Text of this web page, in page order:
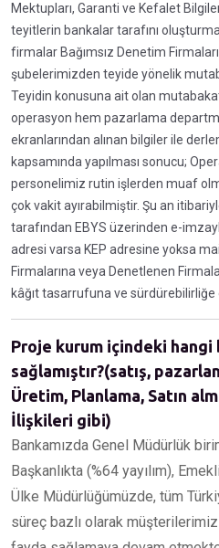
Mektupları, Garanti ve Kefalet
teyitlerin bankalar tarafını
firmalar Bağımsız Denetim
şubelerimizden teyide yönelik
Teyidin konusuna ait olan
operasyon hem pazarlama
ekranlarından alınan bilgiler ile
kapsamında yapılması sonucu;
personelimiz rutin işlerden muaf
çok vakit ayırabilmiştir. Şu an
tarafından EBYS üzerinden e-
adresi varsa KEP adresine yoksa
Firmalarına veya Denetlenen
kâğıt tasarrufuna ve sürdürebilirliğe
Proje kurum içindeki hangi
sağlamıştır?(satış,
Üretim, Planlama, Satın
İlişkileri gibi)
Bankamızda Genel Müdürlük
Başkanlıkta (%64 yayılım),
Ülke Müdürlüğümüzde, tüm
süreç bazlı olarak